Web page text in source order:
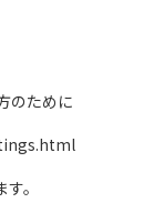
のために
。